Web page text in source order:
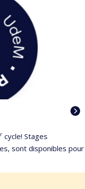
cycle! Stages
sont disponibles pour